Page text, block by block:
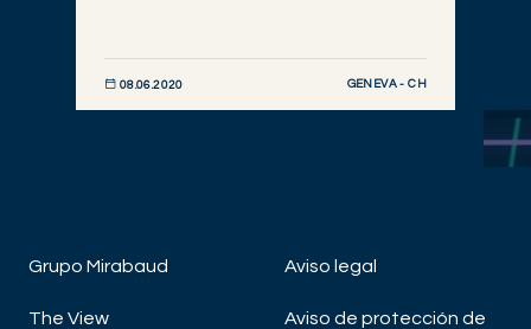
08.06.2020 GENEVA - CH
Grupo Mirabaud
The View
Aviso legal
Aviso de protección de